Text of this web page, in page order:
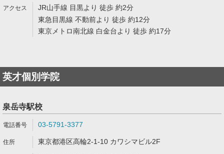
JR山手線 目黒より 徒歩 約2分
東急目黒線 不動前より 徒歩 約12分
東京メトロ南北線 白金台より 徒歩 約17分
英才個別学院
泉岳寺駅校
03-5791-3377
東京都港区高輪2-1-10 カワシマビル2F